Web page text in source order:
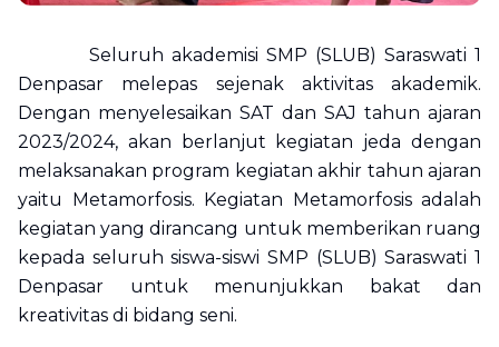
Seluruh akademisi SMP (SLUB) Saraswati 1
Denpasar melepas sejenak aktivitas akademik.
Dengan menyelesaikan SAT dan SAJ tahun ajaran
2023/2024, akan berlanjut kegiatan jeda dengan
melaksanakan program kegiatan akhir tahun ajaran
yaitu Metamorfosis. Kegiatan Metamorfosis adalah
kegiatan yang dirancang untuk memberikan ruang
kepada seluruh siswa-siswi SMP (SLUB) Saraswati 1
Denpasar untuk menunjukkan bakat dan
kreativitas di bidang seni.